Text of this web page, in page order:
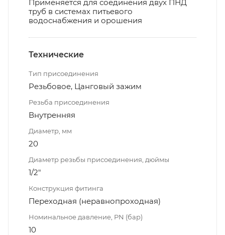
Применяется для соединения двух ПНД
труб в системах питьевого
водоснабжения и орошения
Технические
Тип присоединения
Резьбовое, Цанговый зажим
Резьба присоединения
Внутренняя
Диаметр, мм
20
Диаметр резьбы присоединения, дюймы
1/2"
Конструкция фитинга
Переходная (неравнопроходная)
Номинальное давление, PN (бар)
10